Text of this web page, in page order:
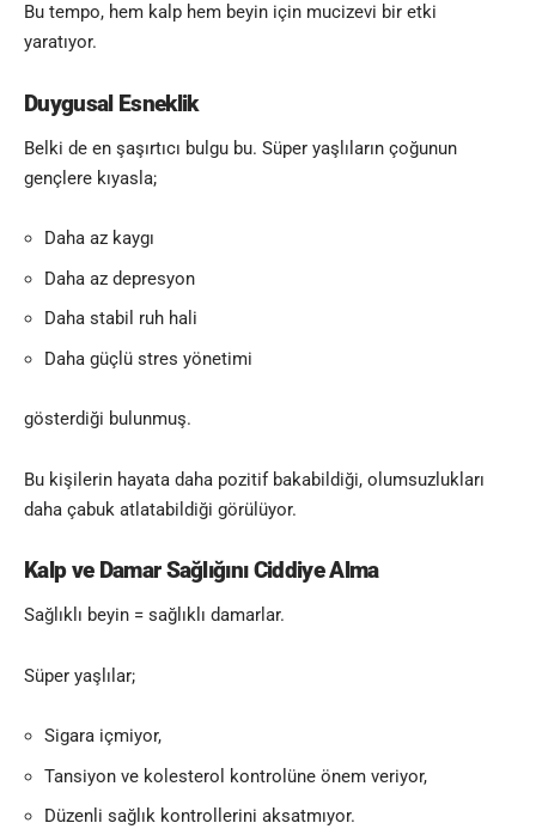
Bu tempo, hem kalp hem beyin için mucizevi bir etki
yaratıyor.
Duygusal Esneklik
Belki de en şaşırtıcı bulgu bu. Süper yaşlıların çoğunun
gençlere kıyasla;
Daha az kaygı
Daha az depresyon
Daha stabil ruh hali
Daha güçlü stres yönetimi
gösterdiği bulunmuş.
Bu kişilerin hayata daha pozitif bakabildiği, olumsuzlukları
daha çabuk atlatabildiği görülüyor.
Kalp ve Damar Sağlığını Ciddiye Alma
Sağlıklı beyin = sağlıklı damarlar.
Süper yaşlılar;
Sigara içmiyor,
Tansiyon ve kolesterol kontrolüne önem veriyor,
Düzenli sağlık kontrollerini aksatmıyor.